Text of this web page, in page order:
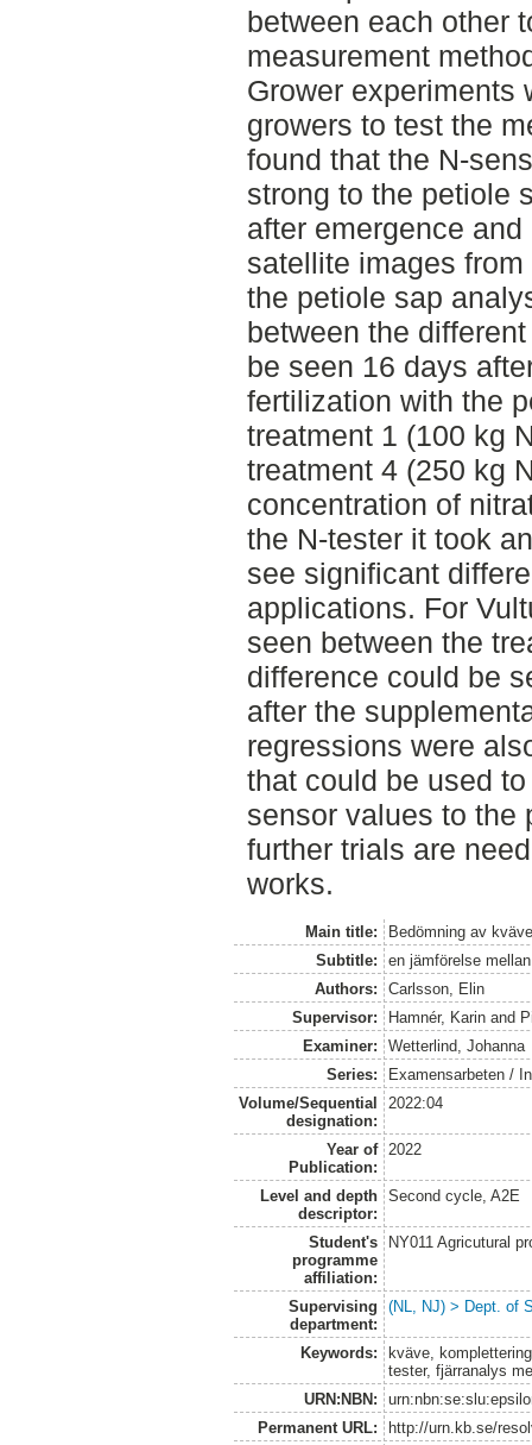
between each other
measurement
Grower experiments
growers to test the
found that the N-
strong to the petiole
after emergence
satellite images
the petiole sap
between the
be seen 16 days
fertilization with the
treatment 1 (100 kg
treatment 4 (250 kg
concentration of
the N-tester it took
see significant
applications. For
seen between the
difference could be
after the
regressions were
that could be used
sensor values to the
further trials are
works.
Main title:
Bedömning av
Subtitle:
en jämförelse
Authors:
Carlsson, Elin
Supervisor:
Hamnér, Karin and
Examiner:
Wetterlind, Johanna
Series:
Examensarbeten /
Volume/Sequential
designation:
2022:04
Year of
Publication:
2022
Level and depth
descriptor:
Second cycle, A2E
Student's
programme
affiliation:
NY011 Agricutural
Supervising
department:
(NL, NJ) > Dept. of
Keywords:
kväve,
tester, fjärranalys
URN:NBN:
Permanent URL:
http://urn.kb.se/